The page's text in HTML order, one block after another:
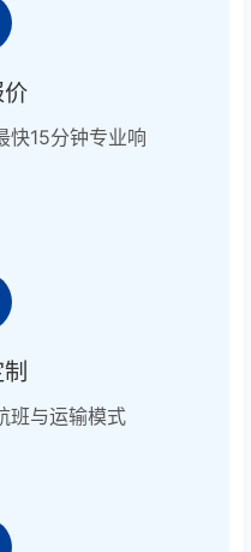
快15分钟专业响
班与运输模式